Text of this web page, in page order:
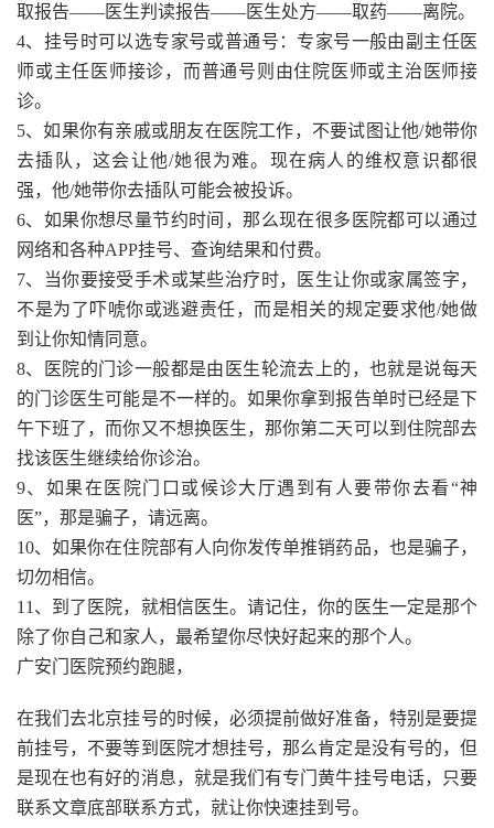
取报告——医生判读报告——医生处方——取药——离院。
4、挂号时可以选专家号或普通号：专家号一般由副主任医
师或主任医师接诊，而普通号则由住院医师或主治医师接
诊。
5、如果你有亲戚或朋友在医院工作，不要试图让他/她带你
去插队，这会让他/她很为难。现在病人的维权意识都很
强，他/她带你去插队可能会被投诉。
6、如果你想尽量节约时间，那么现在很多医院都可以通过
网络和各种APP挂号、查询结果和付费。
7、当你要接受手术或某些治疗时，医生让你或家属签字，
不是为了吓唬你或逃避责任，而是相关的规定要求他/她做
到让你知情同意。
8、医院的门诊一般都是由医生轮流去上的，也就是说每天
的门诊医生可能是不一样的。如果你拿到报告单时已经是下
午下班了，而你又不想换医生，那你第二天可以到住院部去
找该医生继续给你诊治。
9、如果在医院门口或候诊大厅遇到有人要带你去看“神
医”，那是骗子，请远离。
10、如果你在住院部有人向你发传单推销药品，也是骗子，
切勿相信。
11、到了医院，就相信医生。请记住，你的医生一定是那个
除了你自己和家人，最希望你尽快好起来的那个人。
广安门医院预约跑腿，
在我们去北京挂号的时候，必须提前做好准备，特别是要提
前挂号，不要等到医院才想挂号，那么肯定是没有号的，但
是现在也有好的消息，就是我们有专门黄牛挂号电话，只要
联系文章底部联系方式，就让你快速挂到号。